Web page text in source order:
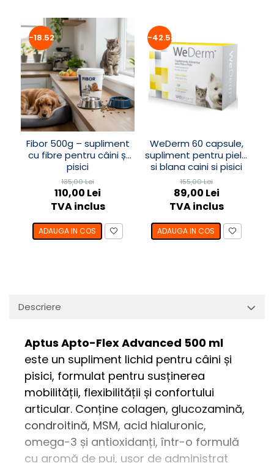
-18.52%
Fibor 500g – supliment
cu fibre pentru câini și
pisici
135,00 Lei
110,00 Lei
TVA inclus
ADAUGA IN COS
-42.58%
WeDerm 60 capsule,
supliment pentru piele
si blana caini si pisici
155,00 Lei
89,00 Lei
TVA inclus
ADAUGA IN COS
Descriere
Aptus Apto-Flex Advanced 500 ml
este un supliment lichid pentru câini și
pisici, formulat pentru susținerea
mobilității, flexibilității și confortului
articular. Conține colagen, glucozamină,
condroitină, MSM, acid hialuronic,
omega-3 și antioxidanți, într-o formulă
cu aromă de pui, ușor de administrat